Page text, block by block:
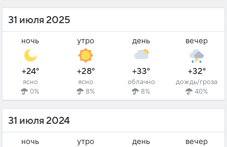
31 июля 2025
ночь
+24°
ясно
0%
утро
+28°
ясно
8%
день
+33°
облачно
8%
вечер
+32°
дождь/гроза
40%
31 июля 2024
ночь утро день вечер